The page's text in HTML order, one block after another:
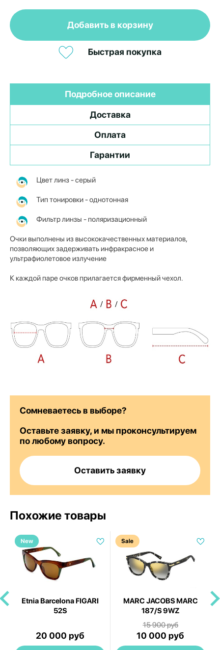
Добавить в корзину
Быстрая покупка
Подробное описание
Доставка
Оплата
Гарантии
Цвет линз - серый
Тип тонировки - однотонная
Фильтр линзы - поляризационный
Очки выполнены из высококачественных материалов,
позволяющих задерживать инфракрасное и
ультрафиолетовое излучение
К каждой паре очков прилагается фирменный чехол.
Сомневаетесь в выборе?
Оставьте заявку, и мы проконсультируем
по любому вопросу.
Оставить заявку
Похожие товары
New
Etnia Barcelona FIGARI
52S
20 000 руб
Sale
MARC JACOBS MARC
187/S 9WZ
15 900 руб
10 000 руб